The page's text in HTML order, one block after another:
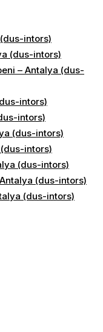
intors)
(dus-intors)
– Antalya (dus-
intors)
intors)
(dus-intors)
intors)
(dus-intors)
(dus-intors)
(dus-intors)